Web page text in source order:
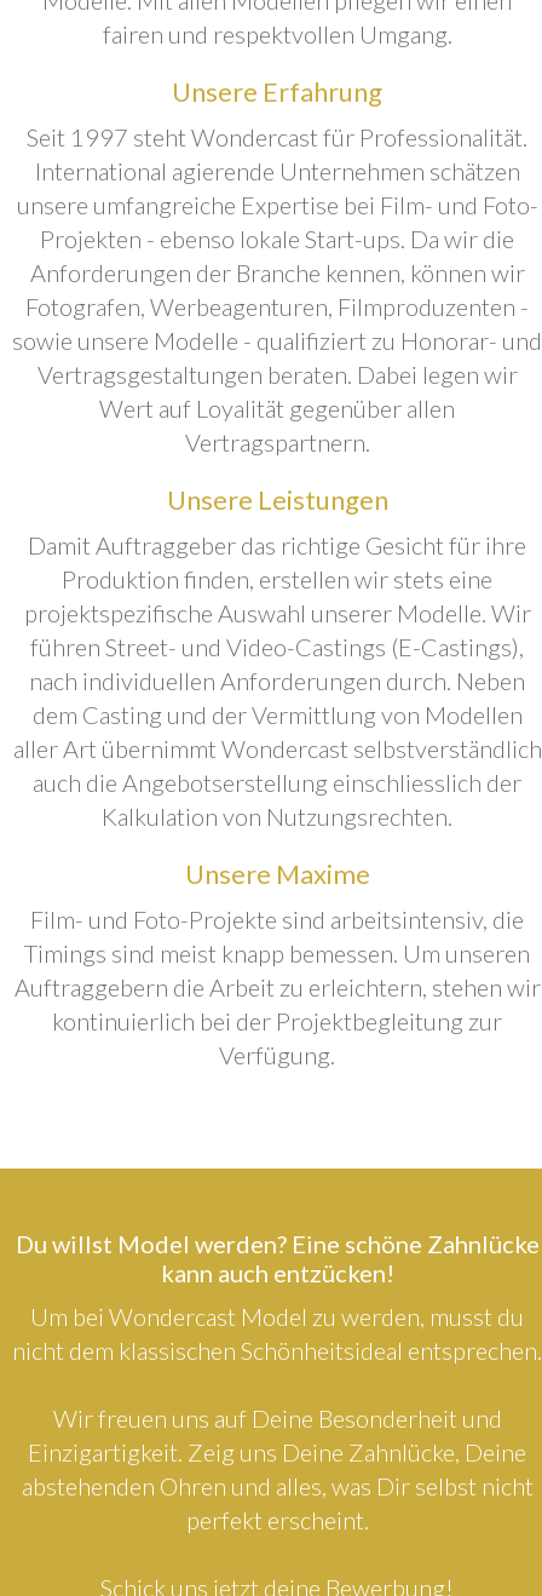
fairen und respektvollen Umgang.
Unsere Erfahrung
Seit 1997 steht Wondercast für Professionalität.
International agierende Unternehmen schätzen
unsere umfangreiche Expertise bei Film- und Foto-
Projekten - ebenso lokale Start-ups. Da wir die
Anforderungen der Branche kennen, können wir
Fotografen, Werbeagenturen, Filmproduzenten -
sowie unsere Modelle - qualifiziert zu Honorar- und
Vertragsgestaltungen beraten. Dabei legen wir
Wert auf Loyalität gegenüber allen
Vertragspartnern.
Unsere Leistungen
Damit Auftraggeber das richtige Gesicht für ihre
Produktion finden, erstellen wir stets eine
projektspezifische Auswahl unserer Modelle. Wir
führen Street- und Video-Castings (E-Castings),
nach individuellen Anforderungen durch. Neben
dem Casting und der Vermittlung von Modellen
aller Art übernimmt Wondercast selbstverständlich
auch die Angebotserstellung einschliesslich der
Kalkulation von Nutzungsrechten.
Unsere Maxime
Film- und Foto-Projekte sind arbeitsintensiv, die
Timings sind meist knapp bemessen. Um unseren
Auftraggebern die Arbeit zu erleichtern, stehen wir
kontinuierlich bei der Projektbegleitung zur
Verfügung.
Du willst Model werden? Eine schöne Zahnlücke
kann auch entzücken!
Um bei Wondercast Model zu werden, musst du
nicht dem klassischen Schönheitsideal entsprechen.
Wir freuen uns auf Deine Besonderheit und
Einzigartigkeit. Zeig uns Deine Zahnlücke, Deine
abstehenden Ohren und alles, was Dir selbst nicht
perfekt erscheint.
Schick uns jetzt deine Bewerbung!